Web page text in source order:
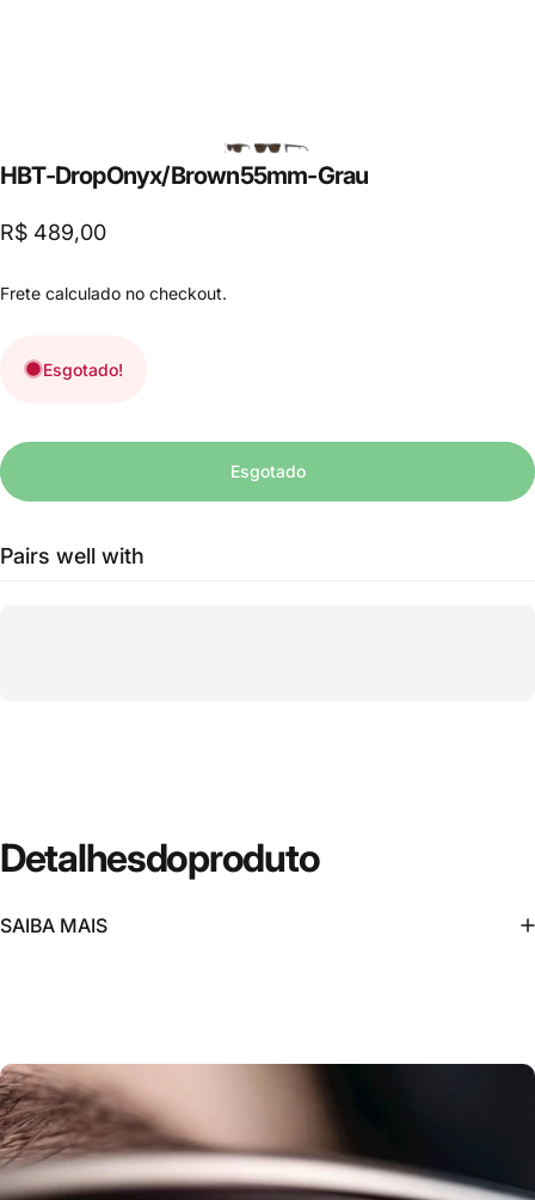
HBT-DropOnyx/Brown55mm-Grau
R$ 489,00
Frete calculado no checkout.
Esgotado!
Esgotado
Pairs well with
Detalhesdoproduto
SAIBA MAIS